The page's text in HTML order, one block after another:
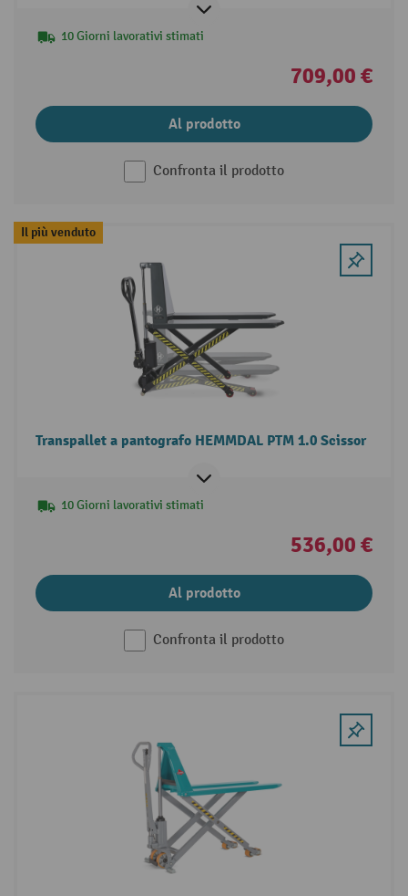
10 Giorni lavorativi stimati
709,00 €
Al prodotto
Confronta il prodotto
Il più venduto
Transpallet a pantografo HEMMDAL PTM 1.0 Scissor
10 Giorni lavorativi stimati
536,00 €
Al prodotto
Confronta il prodotto